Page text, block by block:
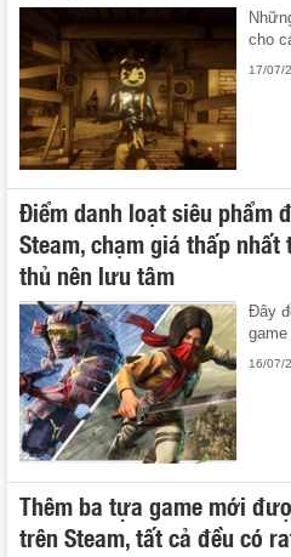
cho
17/07/
Điểm danh loạt siêu phẩm
Steam, chạm giá thấp
thủ nên lưu tâm
Đây
game
16/07/
Thêm ba tựa game mới
trên Steam, tất cả đều có